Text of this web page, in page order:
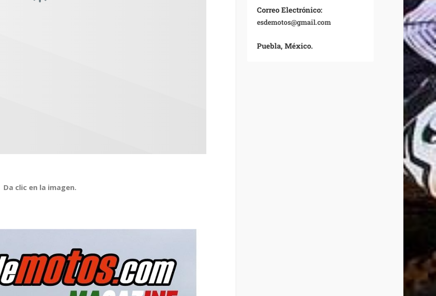
Da clic en la imagen.
Correo Electrónico:
esdemotos@gmail.com
Puebla, México.